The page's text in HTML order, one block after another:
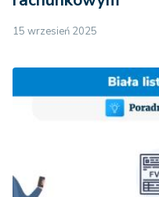
15 wrzesień 2025